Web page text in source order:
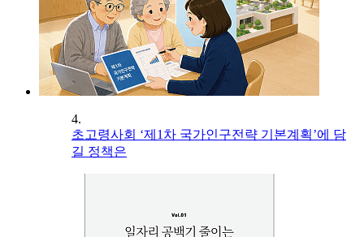
4.
초고령사회 ‘제1차 국가인구전략 기본계획’에 담
길 정책은